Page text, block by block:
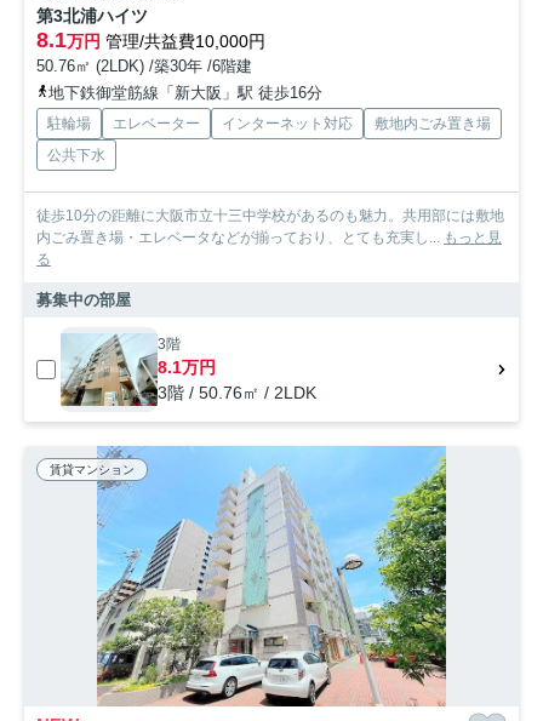
第3北浦ハイツ
8.1万円 管理/共益費10,000円
50.76㎡ (2LDK) /築30年 /6階建
地下鉄御堂筋線「新大阪」駅 徒歩16分
駐輪場 エレベーター インターネット対応
敷地内ごみ置き場
公共下水
徒歩10分の距離に大阪市立十三中学校があるのも魅力。共用部には敷地
内ごみ置き場・エレベータなどが揃っており、とても充実し... もっと見
る
募集中の部屋
3階
8.1万円
3階 / 50.76㎡ / 2LDK
賃貸マンション